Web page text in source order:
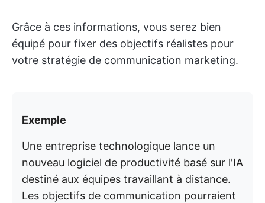
Grâce à ces informations, vous serez bien
équipé pour fixer des objectifs réalistes pour
votre stratégie de communication marketing.
Exemple
Une entreprise technologique lance un
nouveau logiciel de productivité basé sur l'IA
destiné aux équipes travaillant à distance.
Les objectifs de communication pourraient